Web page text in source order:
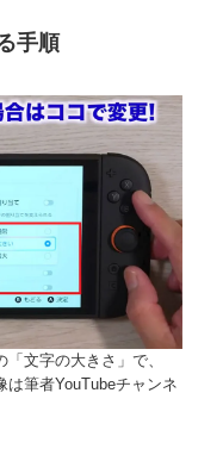
手順
文字の大きさ」で、
は筆者YouTubeチャンネ